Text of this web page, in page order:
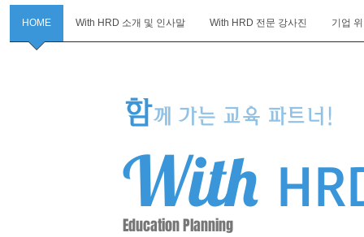
HOME With HRD 소개 및 인사말 With HRD 전문 강사진 기업
함께 가는 교육 파트너!
With
Education Planning